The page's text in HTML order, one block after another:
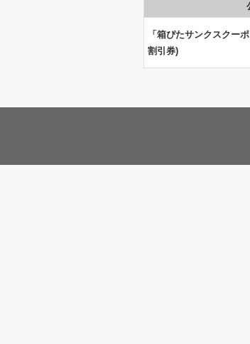
「箱ぴたサンクスクー
割引券)